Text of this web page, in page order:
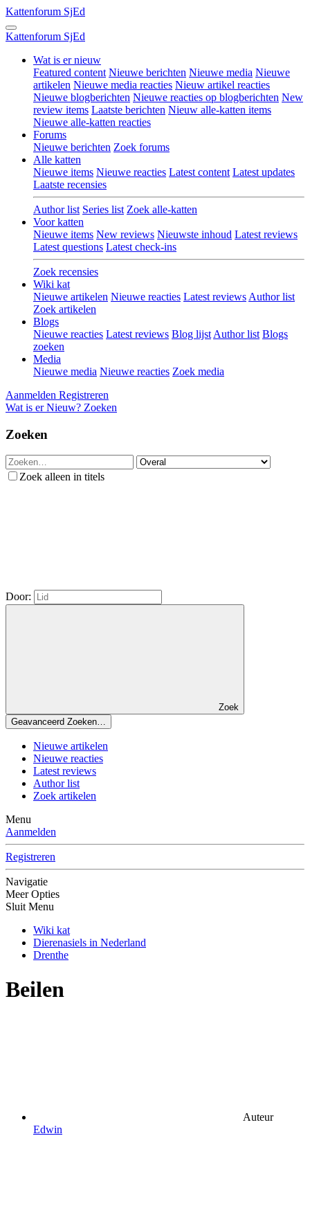
Kattenforum SjEd
Kattenforum SjEd
Wat is er nieuw
Featured content Nieuwe berichten Nieuwe media Nieuwe
artikelen Nieuwe media reacties Nieuw artikel reacties
Nieuwe blogberichten Nieuwe reacties op blogberichten New
review items Laatste berichten Nieuw alle-katten items
Nieuwe alle-katten reacties
Forums
Nieuwe berichten Zoek forums
Alle katten
Nieuwe items Nieuwe reacties Latest content Latest updates
Laatste recensies
Author list Series list Zoek alle-katten
Voor katten
Nieuwe items New reviews Nieuwste inhoud Latest reviews
Latest questions Latest check-ins
Zoek recensies
Wiki kat
Nieuwe artikelen Nieuwe reacties Latest reviews Author list
Zoek artikelen
Blogs
Nieuwe reacties Latest reviews Blog lijst Author list Blogs
zoeken
Media
Nieuwe media Nieuwe reacties Zoek media
Aanmelden Registreren
Wat is er Nieuw? Zoeken
Zoeken
Zoek alleen in titels
Door:
Zoek
Geavanceerd Zoeken…
Nieuwe artikelen
Nieuwe reacties
Latest reviews
Author list
Zoek artikelen
Menu
Aanmelden
Registreren
Navigatie
Meer Opties
Sluit Menu
Wiki kat
Dierenasiels in Nederland
Drenthe
Beilen
Auteur
Edwin